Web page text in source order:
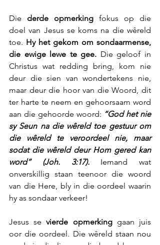
Die derde opmerking fokus op die
doel van Jesus se koms na die wêreld
toe. Hy het gekom om sondaarmense,
die ewige lewe te gee. Die geloof in
Christus wat redding bring, kom nie
deur die sien van wondertekens nie,
maar deur die hoor van die Woord, dit
ter harte te neem en gehoorsaam word
aan die gehoorde woord: “God het nie
sy Seun na die wêreld toe gestuur om
die wêreld te veroordeel nie, maar
sodat die wêreld deur Hom gered kan
word” (Joh. 3:17). Iemand wat
onverskillig staan teenoor die woord
van die Here, bly in die oordeel waarin
hy as sondaar verkeer!
Jesus se vierde opmerking gaan juis
oor die oordeel. Die wêreld staan nou